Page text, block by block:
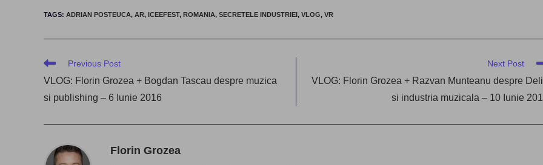
TAGS: ADRIAN POSTEUCA, AR, ICEEFEST, ROMANIA, SECRETELE INDUSTRIEI, VLOG, VR
Read
articles
Previous Post
VLOG: Florin Grozea + Bogdan Tascau despre muzica
si publishing – 6 Iunie 2016
Next Post
VLOG: Florin Grozea + Razvan Munteanu despre
si industria muzicala – 10 Iunie
Florin Grozea